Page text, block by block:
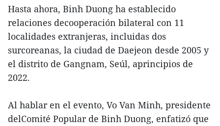
Hasta ahora, Binh Duong ha establecido
relaciones decooperación bilateral con 11
localidades extranjeras, incluidas dos
surcoreanas, la ciudad de Daejeon desde 2005 y
el distrito de Gangnam, Seúl, aprincipios de
2022.
Al hablar en el evento, Vo Van Minh, presidente
delComité Popular de Binh Duong, enfatizó que